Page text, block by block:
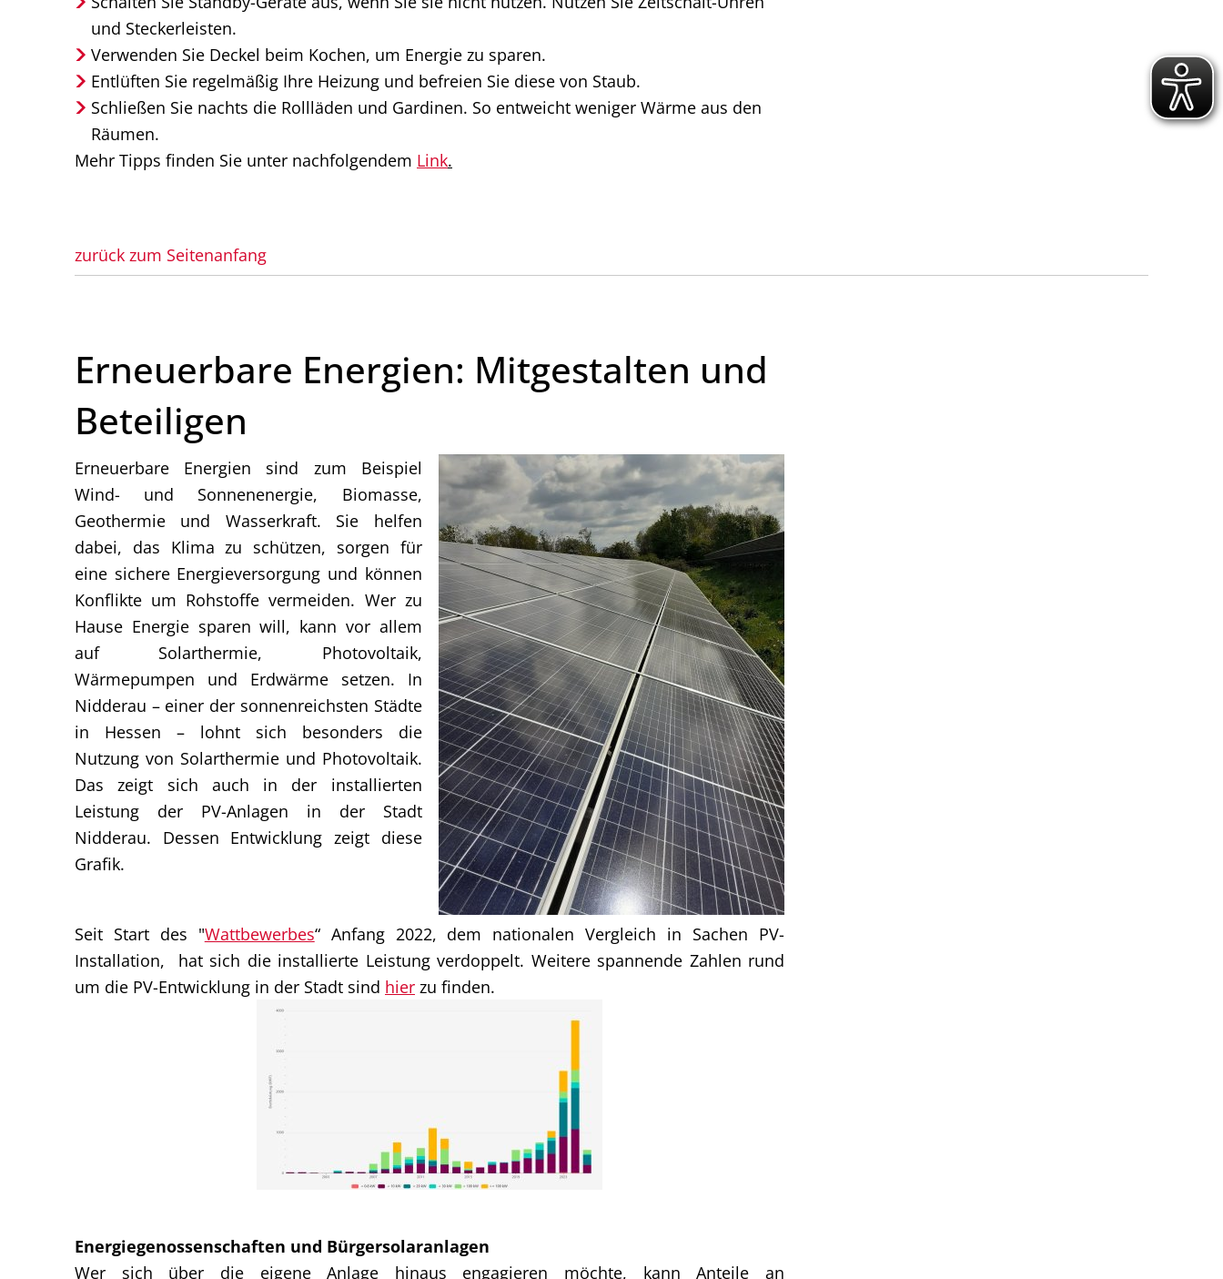
und Steckerleisten.
Verwenden Sie Deckel beim Kochen, um Energie zu sparen.
Entlüften Sie regelmäßig Ihre Heizung und befreien Sie diese von Staub.
Schließen Sie nachts die Rollläden und Gardinen. So entweicht weniger Wärme aus den
Räumen.
Mehr Tipps finden Sie unter nachfolgendem Link.
zurück zum Seitenanfang
Erneuerbare Energien: Mitgestalten und
Beteiligen
Erneuerbare Energien sind zum Beispiel
Wind- und Sonnenenergie, Biomasse,
Geothermie und Wasserkraft. Sie helfen
dabei, das Klima zu schützen, sorgen für
eine sichere Energieversorgung und können
Konflikte um Rohstoffe vermeiden. Wer zu
Hause Energie sparen will, kann vor allem
auf Solarthermie, Photovoltaik,
Wärmepumpen und Erdwärme setzen. In
Nidderau – einer der sonnenreichsten Städte
in Hessen – lohnt sich besonders die
Nutzung von Solarthermie und Photovoltaik.
Das zeigt sich auch in der installierten
Leistung der PV-Anlagen in der Stadt
Nidderau. Dessen Entwicklung zeigt diese
Grafik.
Seit Start des "Wattbewerbes“ Anfang 2022, dem nationalen Vergleich in Sachen PV-
Installation, hat sich die installierte Leistung verdoppelt. Weitere spannende Zahlen rund
um die PV-Entwicklung in der Stadt sind hier zu finden.
Energiegenossenschaften und Bürgersolaranlagen
Wer sich über die eigene Anlage hinaus engagieren möchte, kann Anteile an